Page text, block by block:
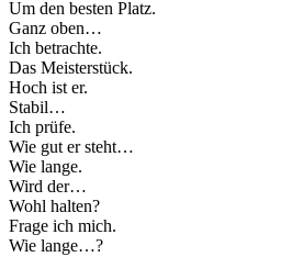
Um den besten Platz.
Ganz oben…
Ich betrachte.
Das Meisterstück.
Hoch ist er.
Stabil…
Ich prüfe.
Wie gut er steht…
Wie lange.
Wird der…
Wohl halten?
Frage ich mich.
Wie lange…?